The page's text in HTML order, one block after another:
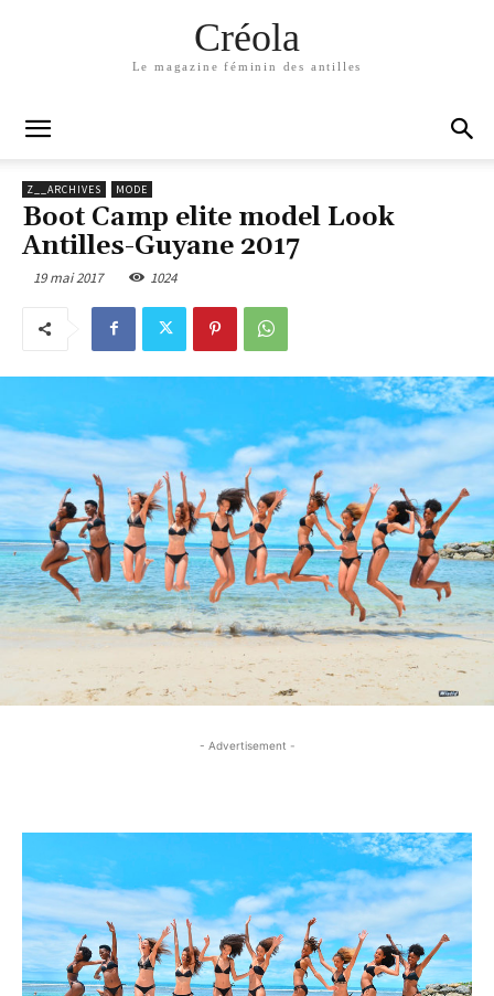
Créola
Le magazine féminin des antilles
Z__ARCHIVES MODE
Boot Camp elite model Look
Antilles-Guyane 2017
19 mai 2017 1024
- Advertisement -